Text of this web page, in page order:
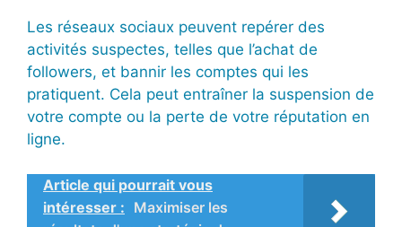
Les réseaux sociaux peuvent repérer des
activités suspectes, telles que l’achat de
followers, et bannir les comptes qui les
pratiquent. Cela peut entraîner la suspension de
votre compte ou la perte de votre réputation en
ligne.
Article qui pourrait vous
intéresser : Maximiser les